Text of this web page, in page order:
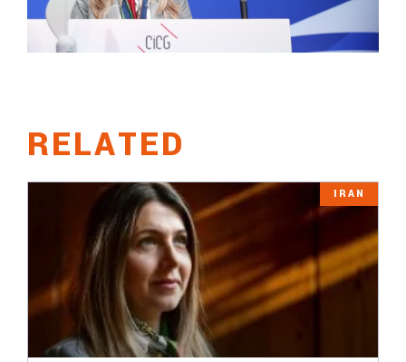
RELATED
IRAN